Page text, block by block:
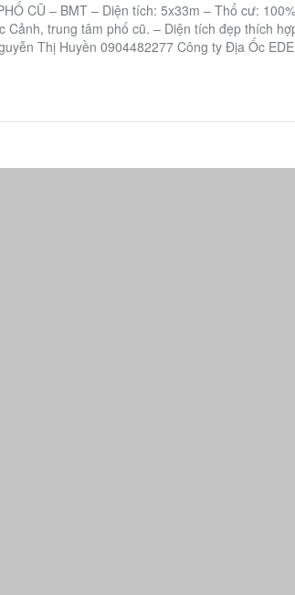
CŨ – BMT – Diện tích: 5x33m – Thổ cư:
trung tâm phố cũ. – Diện tích đẹp thích
Thị Huyền 0904482277 Công ty Địa Ốc